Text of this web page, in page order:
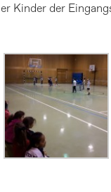
Kinder der